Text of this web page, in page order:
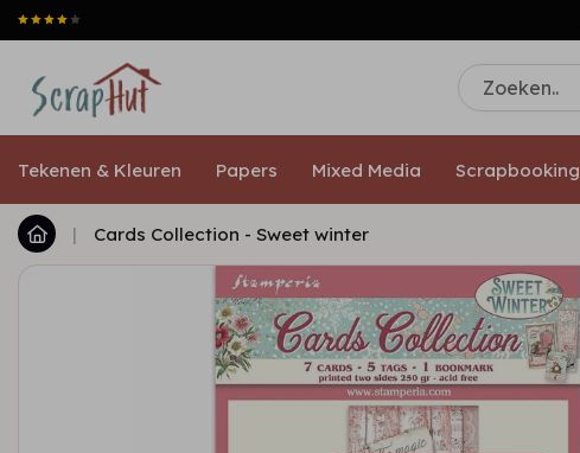
Tekenen & Kleuren Papers Mixed Media Scrapbooking
| Cards Collection - Sweet winter